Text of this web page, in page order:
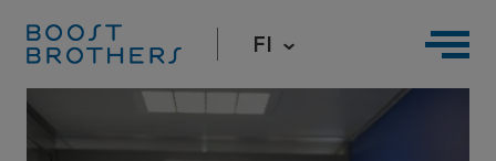
Hyppää
FI